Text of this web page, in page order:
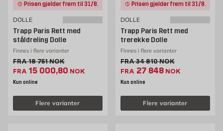
Prisen gjelder frem til 31/8.
DOLLE
Trapp Paris Rett med
ståldreling Dolle
Finnes i flere varianter
FRAGammel pris 18751 NOK /stk
18 751NOK
FRA Ekstrapris 15000.8 NOK /stk
15 000,80 NOK
Kun online
Flere varianter
Prisen gjelder frem til 31/8.
DOLLE
Trapp Paris Rett med
trerekke Dolle
Finnes i flere varianter
FRAGammel pris 34810 NOK /
34 810NOK
FRA Ekstrapris 27848
27 848 NOK
Kun online
Flere varianter